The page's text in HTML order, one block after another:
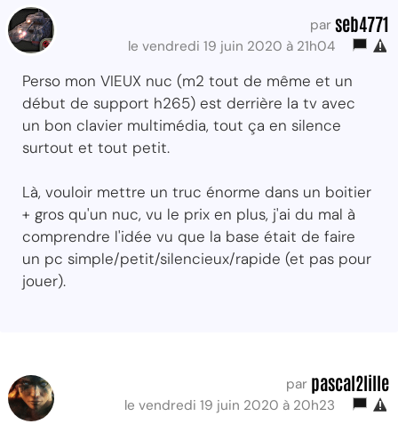
par seb4771
le vendredi 19 juin 2020 à 21h04
Perso mon VIEUX nuc (m2 tout de même et un
début de support h265) est derrière la tv avec
un bon clavier multimédia, tout ça en silence
surtout et tout petit.
Là, vouloir mettre un truc énorme dans un boitier
+ gros qu'un nuc, vu le prix en plus, j'ai du mal à
comprendre l'idée vu que la base était de faire
un pc simple/petit/silencieux/rapide (et pas pour
jouer).
par pascal2lille
le vendredi 19 juin 2020 à 20h23